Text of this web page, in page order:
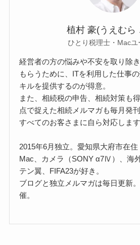
植村 豪(うえむら
ひとり税理士・Macユ
経営者の方の悩みや不安を取り除
もらうために、ITを利用した仕事
キルを提供するのが得意。
また、相続税の申告、相続対策も
点で捉えた相続メルマガも毎月発刊
すべてのお客さまに自ら対応します
2015年6月独立。愛知県大府市在住
Mac、カメラ（SONY α7Ⅳ）、海
テン翼、FIFA23が好き。
ブログと独立メルマガは毎日更新
催。